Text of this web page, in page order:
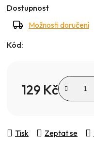
Dostupnost
Možnosti doručení
Kód:
129 Kč
Tisk Zeptat se
hodnocení
produktu
0,0
hvězdiček.